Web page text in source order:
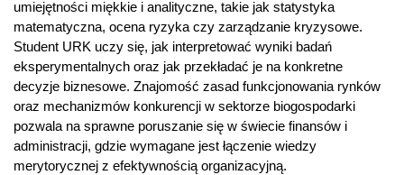
umiejętności miękkie i analityczne, takie jak statystyka
matematyczna, ocena ryzyka czy zarządzanie kryzysowe.
Student URK uczy się, jak interpretować wyniki badań
eksperymentalnych oraz jak przekładać je na konkretne
decyzje biznesowe. Znajomość zasad funkcjonowania rynków
oraz mechanizmów konkurencji w sektorze biogospodarki
pozwala na sprawne poruszanie się w świecie finansów i
administracji, gdzie wymagane jest łączenie wiedzy
merytorycznej z efektywnością organizacyjną.